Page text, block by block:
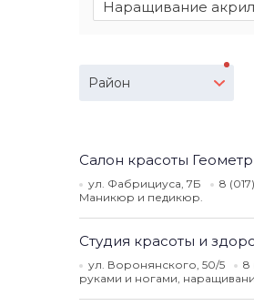
Наращивание
Район
Салон красоты
ул. Фабрициуса, 7Б 8
Маникюр и педикюр.
Студия красоты и
ул. Воронянского, 50/5 8
руками и ногами,